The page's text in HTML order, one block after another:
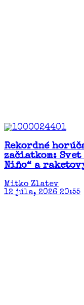
Rekordné
začiatkom:
Niño“ a
Mitko Zlatev
12 júla, 2026 20:55